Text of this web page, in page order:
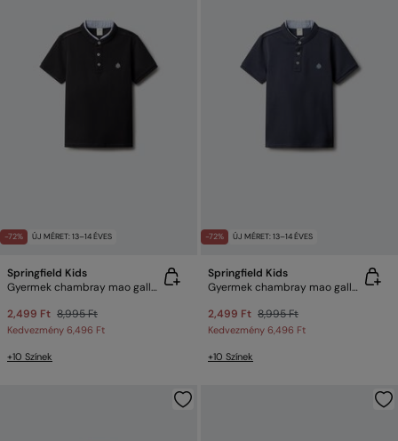
-72% ÚJ MÉRET: 13–14 ÉVES
Springfield Kids
Gyermek chambray mao galléros póló
2,499 Ft 8,995 Ft
Kedvezmény 6,496 Ft
+10 Színek
-72% ÚJ MÉRET: 13–14 ÉVES
Springfield Kids
Gyermek chambray mao galléros póló
2,499 Ft 8,995 Ft
Kedvezmény 6,496 Ft
+10 Színek